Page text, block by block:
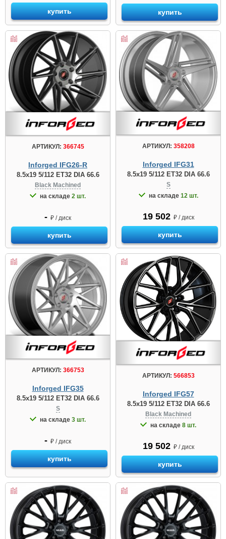
купить купить
АРТИКУЛ: 366745
Inforged IFG26-R
8.5x19 5/112 ET32 DIA 66.6
Black Machined
на складе 2 шт.
- ₽ / диск
купить
АРТИКУЛ: 358208
Inforged IFG31
8.5x19 5/112 ET32 DIA 66.6
S
на складе 12 шт.
19 502 ₽ / диск
купить
АРТИКУЛ: 366753
Inforged IFG35
8.5x19 5/112 ET32 DIA 66.6
S
на складе 3 шт.
- ₽ / диск
купить
АРТИКУЛ: 566853
Inforged IFG57
8.5x19 5/112 ET32 DIA 66.6
Black Machined
на складе 8 шт.
19 502 ₽ / диск
купить